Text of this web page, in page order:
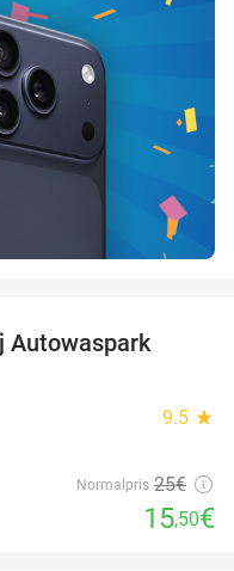
Autowaspark
9.5 star
Normalpris 25€
15,50€